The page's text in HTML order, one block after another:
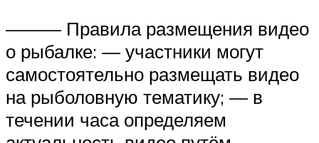
——— Правила размещения видео
о рыбалке: — участники могут
самостоятельно размещать видео
на рыболовную тематику; — в
течении часа определяем